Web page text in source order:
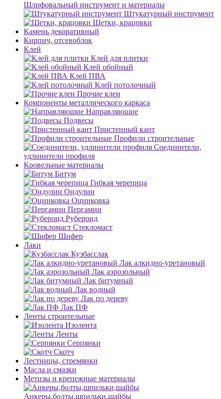
Шлифовальный инструмент и материалы
Штукатурный инструмент
Щетки, крацовки
Камень декоративный
Кирпич, отсевоблок
Клей
Клей для плитки
Клей обойный
Клей ПВА
Клей потолочный
Прочие клеи
Компоненты металлического каркаса
Направляющие
Подвесы
Пристенный кант
Профили строительные
Соединители,
удлинители профиля
Кровельные материалы
Битум
Гибкая черепица
Ондулин
Оцинковка
Пергамин
Рубероид
Стекломаст
Шифер
Лаки
Кузбасслак
Лак алкидно-уретановый
Лак аэрозольный
Лак битумный
Лак водный
Лак по дереву
Лак ПФ
Ленты строительные
Изолента
Ленты
Серпянки
Скотч
Лестницы, стремянки
Масла и смазки
Метизы и крепежные материалы
Анкеры,болты,шпильки,шайбы